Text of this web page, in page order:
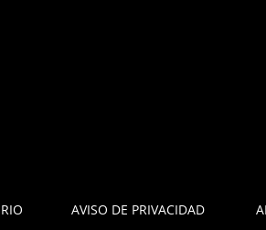
AVISO DE PRIVACIDAD